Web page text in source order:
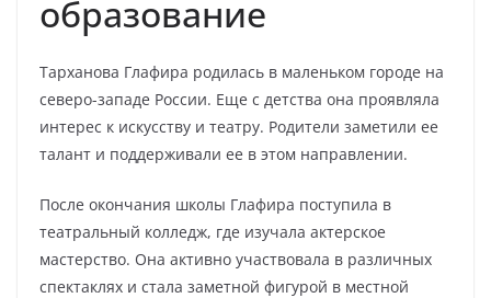
образование
Тарханова Глафира родилась в маленьком городе на
северо-западе России. Еще с детства она проявляла
интерес к искусству и театру. Родители заметили ее
талант и поддерживали ее в этом направлении.
После окончания школы Глафира поступила в
театральный колледж, где изучала актерское
мастерство. Она активно участвовала в различных
спектаклях и стала заметной фигурой в местной